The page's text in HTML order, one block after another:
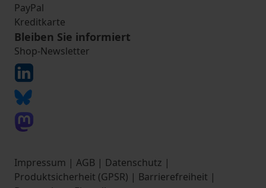
PayPal
Kreditkarte
Bleiben Sie informiert
Shop-Newsletter
Impressum | AGB | Datenschutz |
Produktsicherheit (GPSR) | Barrierefreiheit |